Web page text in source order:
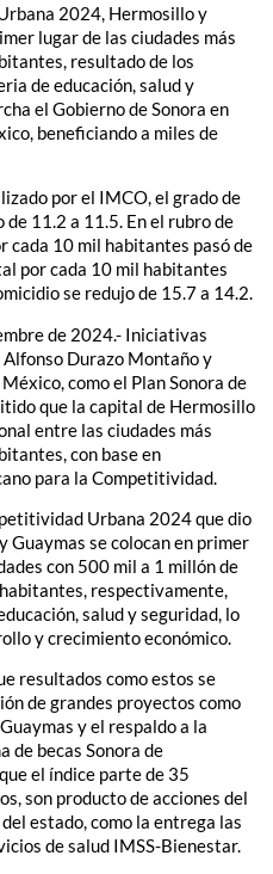
2024, Hermosillo y
lugar de las ciudades más
resultado de los
de educación, salud y
el Gobierno de Sonora en
beneficiando a miles de
por el IMCO, el grado de
11.2 a 11.5. En el rubro de
cada 10 mil habitantes pasó de
por cada 10 mil habitantes
se redujo de 15.7 a 14.2.
de 2024.- Iniciativas
Durazo Montaño y
como el Plan Sonora de
que la capital de Hermosillo
entre las ciudades más
con base en
para la Competitividad.
Urbana 2024 que dio
Guaymas se colocan en primer
con 500 mil a 1 millón de
respectivamente,
salud y seguridad, lo
y crecimiento económico.
resultados como estos se
de grandes proyectos como
y el respaldo a la
de becas Sonora de
el índice parte de 35
son producto de acciones del
estado, como la entrega las
de salud IMSS-Bienestar.